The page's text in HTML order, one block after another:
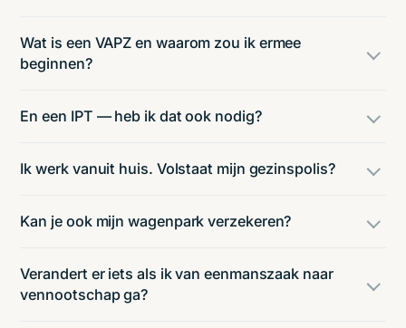
Wat is een VAPZ en waarom zou ik ermee
beginnen?
En een IPT — heb ik dat ook nodig?
Ik werk vanuit huis. Volstaat mijn gezinspolis?
Kan je ook mijn wagenpark verzekeren?
Verandert er iets als ik van eenmanszaak naar
vennootschap ga?